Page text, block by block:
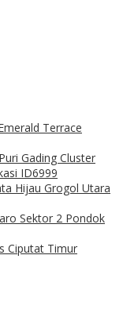
Terrace
Gading Cluster
ID6999
Hijau Grogol Utara
Sektor 2 Pondok
Ciputat Timur